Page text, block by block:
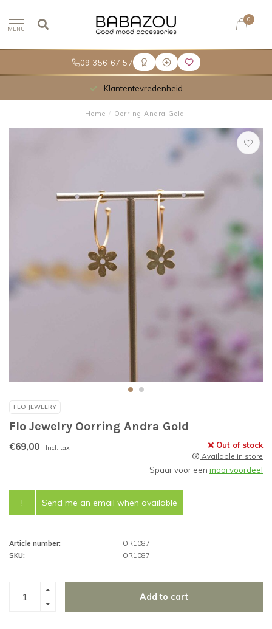
09 356 67 57
MENU
0
Klantentevredenheid
Home / Oorring Andra Gold
FLO JEWELRY
Flo Jewelry Oorring Andra Gold
€69,00 Incl. tax Out of stock
Available in store
Spaar voor een mooi voordeel
! Send me an email when available
Article number:
OR1087
SKU:
OR1087
Add to cart